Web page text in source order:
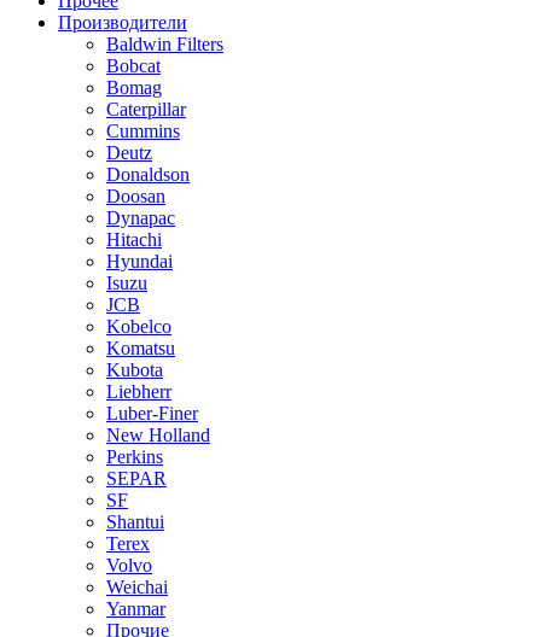
Производители
Baldwin Filters
Bobcat
Bomag
Caterpillar
Cummins
Deutz
Donaldson
Doosan
Dynapac
Hitachi
Hyundai
Isuzu
JCB
Kobelco
Komatsu
Kubota
Liebherr
Luber-Finer
New Holland
Perkins
SEPAR
SF
Shantui
Terex
Volvo
Weichai
Yanmar
Прочие